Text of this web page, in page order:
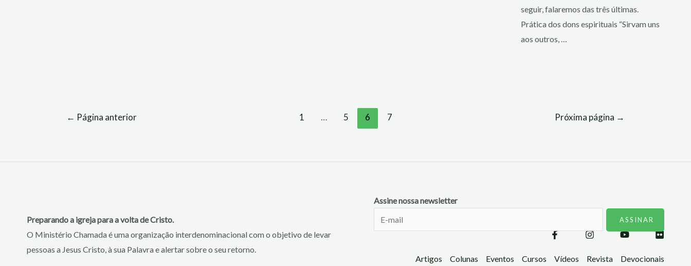
seguir, falaremos das três últimas.
Prática dos dons espirituais “Sirvam uns
aos outros, …
← Página anterior 1 … 5 6 7 Próxima página →
Preparando a igreja para a volta de Cristo.
O Ministério Chamada é uma organização interdenominacional com o objetivo de levar
pessoas a Jesus Cristo, à sua Palavra e alertar sobre o seu retorno.
Assine nossa newsletter
Artigos Colunas Eventos Cursos Vídeos Revista Devocionais